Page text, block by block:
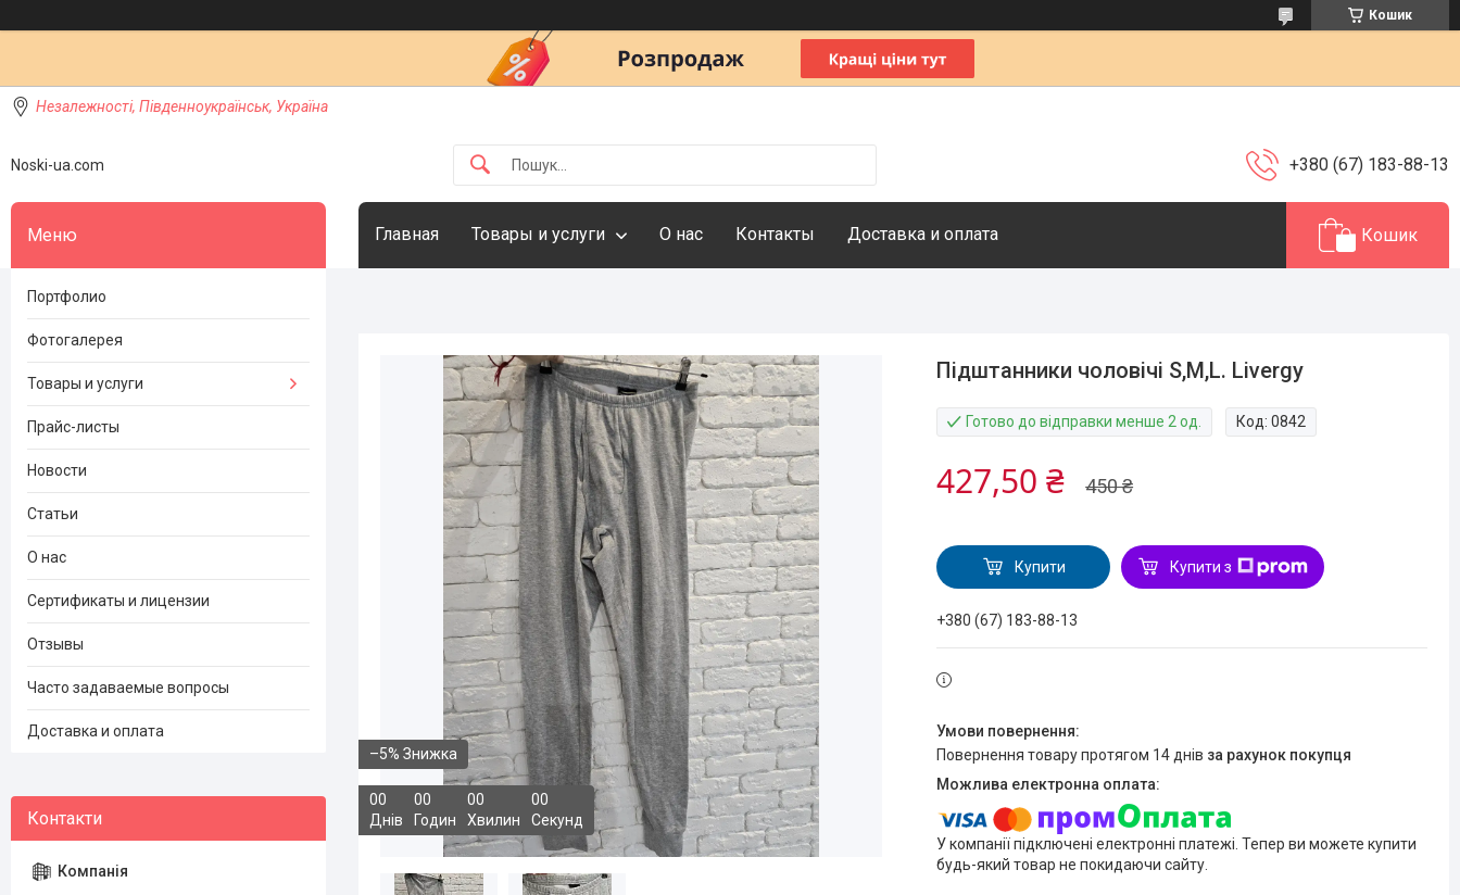
Кошик
Незалежності, Південноукраїнськ, Україна
Noski-ua.com +380 (67) 183-88-13
Главная Товары и услуги О нас Контакты Доставка и оплата Кошик
–5%
00
Днів
00
Годин
00
Хвилин
00
Секунд
Підштанники чоловічі S,M,L. Livergy
Готово до відправки менше 2 од. Код:0842
450 ₴
427,50 ₴
Купити Купити з
+380 (67) 183-88-13
повернення товару протягом 14 днів за рахунок покупця
У компанії підключені електронні платежі. Тепер ви можете купити
будь-який товар не покидаючи сайту.
Портфолио
Фотогалерея
Товары и услуги
Прайс-листы
Новости
Статьи
О нас
Сертификаты и лицензии
Отзывы
Часто задаваемые вопросы
Доставка и оплата